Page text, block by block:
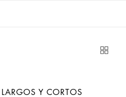
Y CORTOS